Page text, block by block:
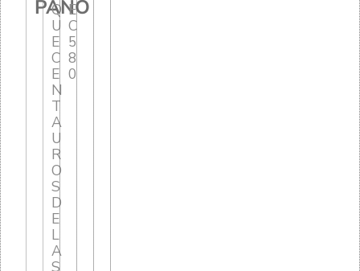
PAÑO
Q
U
E
C
E
N
T
A
U
R
O
S
D
E
L
A
S
E
C
5
8
0